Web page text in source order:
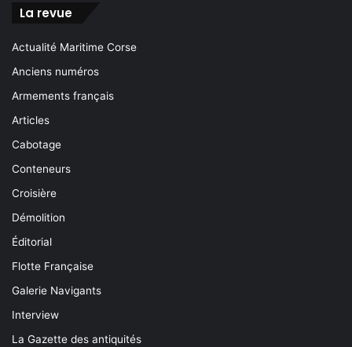
La revue
Actualité Maritime Corse
Anciens numéros
Armements français
Articles
Cabotage
Conteneurs
Croisière
Démolition
Éditorial
Flotte Française
Galerie Navigants
Interview
La Gazette des antiquités